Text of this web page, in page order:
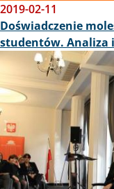
2019-02-11
Doświadczenie
studentów. Analiza
Obraz